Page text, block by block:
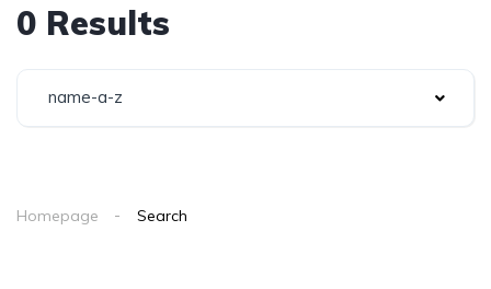
0 Results
name-a-z
Homepage Search